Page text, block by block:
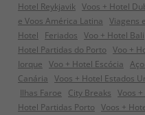
Hotel Reykjavik Voos + Hotel
e Voos América Latina Viagens
Hotel
Feriados Voo + Hotel Bali
Hotel Partidas do Porto Voo +
Iorque Voo + Hotel Escócia
Canária Voos + Hotel Estados
Ilhas Faroe
City Breaks Voos
Hotel Partidas Porto Voos +